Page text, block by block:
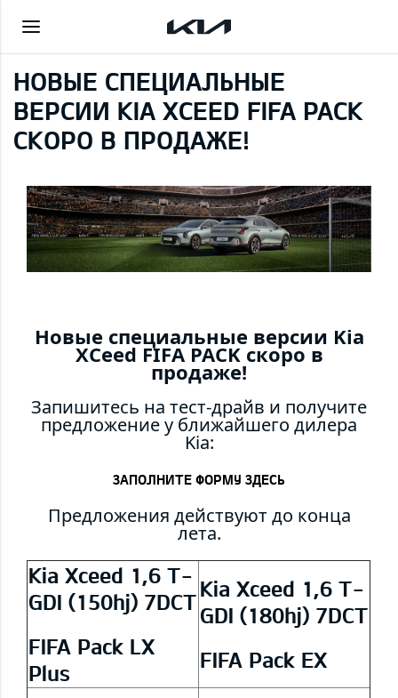
НОВЫЕ СПЕЦИАЛЬНЫЕ
ВЕРСИИ KIA XCEED FIFA PACK
СКОРО В ПРОДАЖЕ!
Новые специальные версии Kia
XCeed FIFA PACK скоро в
продаже!
Запишитесь на тест-драйв и получите
предложение у ближайшего дилера
Kia:
ЗАПОЛНИТЕ ФОРМУ ЗДЕСЬ
Предложения действуют до конца
лета.
Kia Xceed 1,6 T-
GDI (150hj) 7DCT
FIFA Pack LX
Plus
Kia Xceed 1,6 T-
GDI (180hj) 7DCT
FIFA Pack EX